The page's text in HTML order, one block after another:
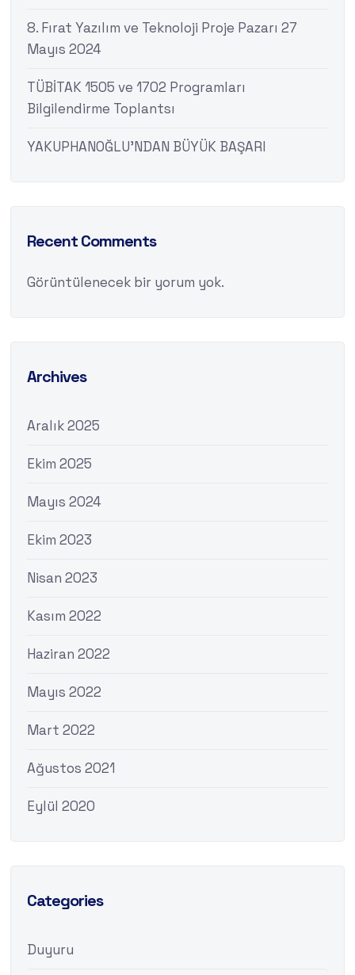
8. Fırat Yazılım ve Teknoloji Proje Pazarı 27
Mayıs 2024
TÜBİTAK 1505 ve 1702 Programları
Bilgilendirme Toplantsı
YAKUPHANOĞLU’NDAN BÜYÜK BAŞARI
Recent Comments
Görüntülenecek bir yorum yok.
Archives
Aralık 2025
Ekim 2025
Mayıs 2024
Ekim 2023
Nisan 2023
Kasım 2022
Haziran 2022
Mayıs 2022
Mart 2022
Ağustos 2021
Eylül 2020
Categories
Duyuru